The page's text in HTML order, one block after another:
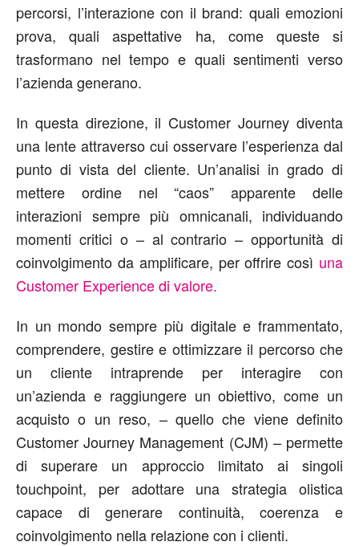
percorsi, l’interazione con il brand: quali emozioni
prova, quali aspettative ha, come queste si
trasformano nel tempo e quali sentimenti verso
l’azienda generano.
In questa direzione, il Customer Journey diventa
una lente attraverso cui osservare l’esperienza dal
punto di vista del cliente. Un’analisi in grado di
mettere ordine nel “caos” apparente delle
interazioni sempre più omnicanali, individuando
momenti critici o – al contrario – opportunità di
coinvolgimento da amplificare, per offrire così una
Customer Experience di valore.
In un mondo sempre più digitale e frammentato,
comprendere, gestire e ottimizzare il percorso che
un cliente intraprende per interagire con
un’azienda e raggiungere un obiettivo, come un
acquisto o un reso, – quello che viene definito
Customer Journey Management (CJM) – permette
di superare un approccio limitato ai singoli
touchpoint, per adottare una strategia olistica
capace di generare continuità, coerenza e
coinvolgimento nella relazione con i clienti.